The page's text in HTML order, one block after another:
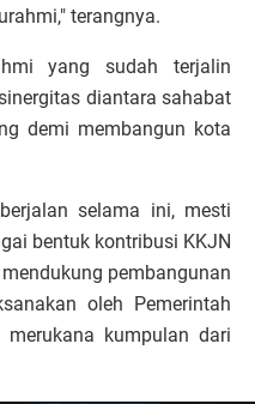
terangnya.
yang sudah terjalin
diantara sahabat
demi membangun kota
selama ini, mesti
bentuk kontribusi KKJN
pembangunan
oleh Pemerintah
merukana kumpulan dari